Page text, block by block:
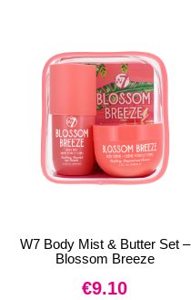
W7 Body Mist & Butter Set –
Blossom Breeze
€9.10